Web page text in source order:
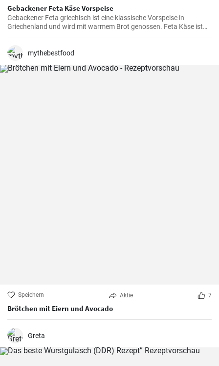
Gebackener Feta Käse Vorspeise
Gebackener Feta griechisch ist eine klassische Vorspeise in
Griechenland und wird mit warmem Brot genossen. Feta Käse ist
aus Schafsmilch und schmeckt pikant aber nicht zu salzig .
aus.
mythebestfood
Speichern Aktie 7
Brötchen mit Eiern und Avocado
Greta